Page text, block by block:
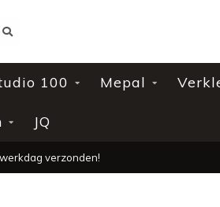
100 Mepal
JQ
verzonden!